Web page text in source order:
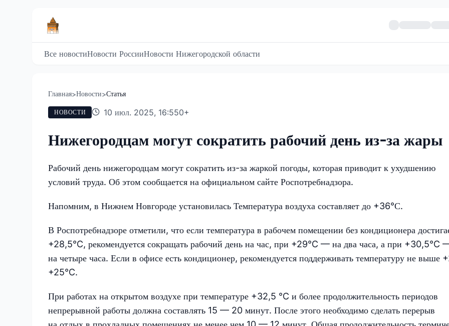
Все новостиНовости РоссииНовости Нижегородской области
Главная>Новости>Статья
НОВОСТИ 10 июл. 2025, 16:550+
Нижегородцам могут сократить рабочий день из-за жары
Рабочий день нижегородцам могут сократить из-за жаркой погоды, которая приводит к ухудшению
условий труда. Об этом сообщается на официальном сайте Роспотребнадзора.
Напомним, в Нижнем Новгороде установилась Температура воздуха составляет до +36°С.
В Роспотребнадзоре отметили, что если температура в рабочем помещении без кондиционера
+28,5°C, рекомендуется сокращать рабочий день на час, при +29°C — на два часа, а при +30,5°C
на четыре часа. Если в офисе есть кондиционер, рекомендуется поддерживать температуру не выше
+25°C.
При работах на открытом воздухе при температуре +32,5 °C и более продолжительность периодов
непрерывной работы должна составлять 15 — 20 минут. После этого необходимо сделать перерыв